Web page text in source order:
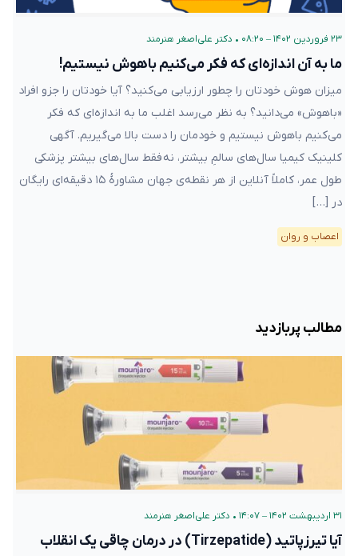
۲۳ فروردین ۱۴۰۲ – ۰۸:۲۰ • دکتر علی‌اصغر هنرمند
ما به آن اندازه‌ای که فکر می‌کنیم باهوش نیستیم!
میزان هوش خودتان را چطور ارزیابی می‌کنید؟ آیا خودتان را جزو افراد
«باهوش» می‌دانید؟ به نظر می‌رسد اغلب ما به اندازه‌ای که فکر
می‌کنیم باهوش نیستیم و خودمان را دست بالا می‌گیریم. آگهی
کلینیک کیمیا سال‌های سالمِ بیشتر، نه فقط سال‌های بیشتر پزشکی
طول عمر، کاملاً آنلاین از هر نقطه‌ی جهان مشاورهٔ ۱۵ دقیقه‌ای رایگان
در […]
اعصاب و روان
مطالب پربازدید
۳۱ اردیبهشت ۱۴۰۲ – ۱۴:۰۷ • دکتر علی‌اصغر هنرمند
آیا تیرزپاتید (Tirzepatide) در درمان چاقی یک انقلاب